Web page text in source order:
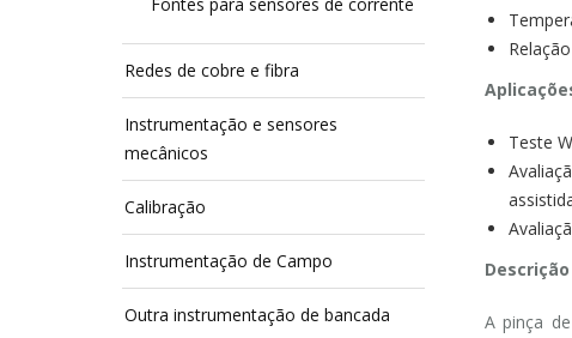
Teste
Descrição
A pinça
Redes de cobre e fibra
Instrumentação e sensores
mecânicos
Calibração
Instrumentação de Campo
Outra instrumentação de bancada